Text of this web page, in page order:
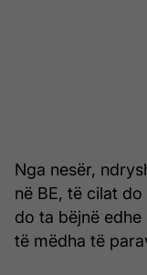
Nga nesër,
në BE, të cilat
do ta bëjnë
të mëdha të